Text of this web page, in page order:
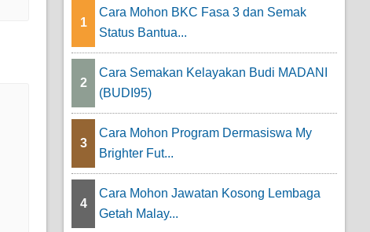
1
Cara Mohon BKC Fasa 3 dan Semak
Status Bantua...
2
Cara Semakan Kelayakan Budi MADANI
(BUDI95)
3
Cara Mohon Program Dermasiswa My
Brighter Fut...
4
Cara Mohon Jawatan Kosong Lembaga
Getah Malay...